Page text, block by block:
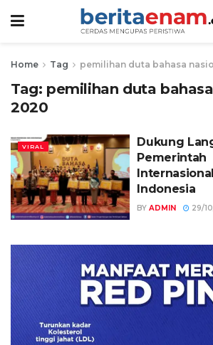
Home Tag pemilihan duta bahasa
Tag: pemilihan duta
2020
VIRAL
Dukung
Pemerintah
Indonesia
BY ADMIN 29/